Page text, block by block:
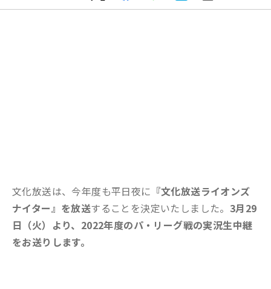
文化放送は、今年度も平日夜に 『文化放送ライオンズ
ナイター』を放送することを決定いたしました。 3月29
日（火）より、2022年度のパ・リーグ戦の実況生中継
をお送りします。